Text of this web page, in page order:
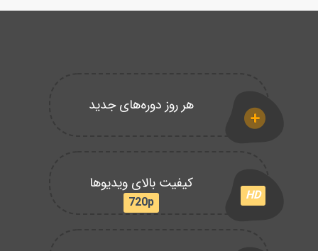
هر روز دوره‌های جدید
HD
کیفیت بالای ویدیوها
720p